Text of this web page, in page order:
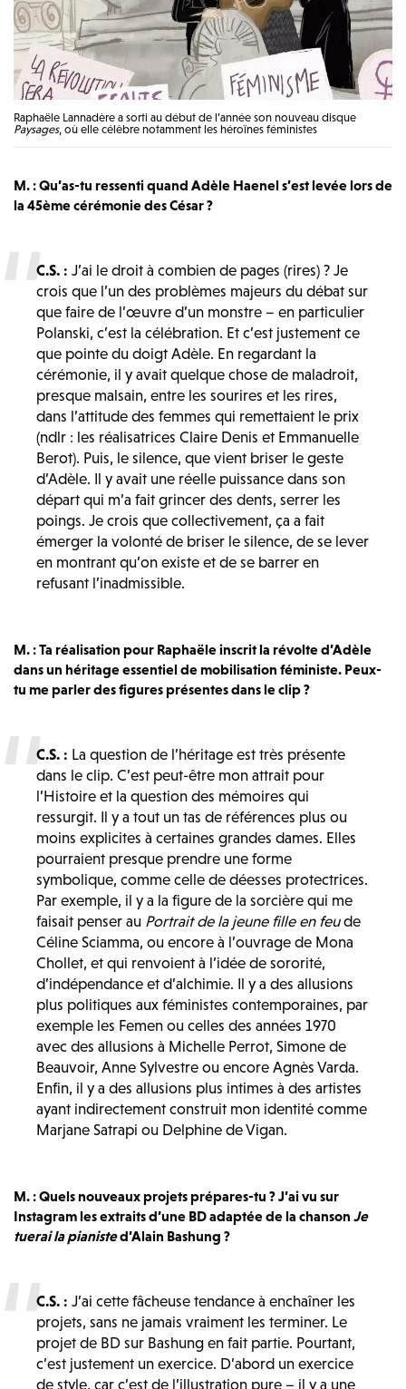
Raphaële Lannadère a sorti au début de l’année son nouveau disque
Paysages, où elle célèbre notamment les héroïnes féministes
M. : Qu’as-tu ressenti quand Adèle Haenel s’est levée lors de
la 45ème cérémonie des César ?
C.S. : J’ai le droit à combien de pages (rires) ? Je
crois que l’un des problèmes majeurs du débat sur
que faire de l’œuvre d’un monstre – en particulier
Polanski, c’est la célébration. Et c’est justement ce
que pointe du doigt Adèle. En regardant la
cérémonie, il y avait quelque chose de maladroit,
presque malsain, entre les sourires et les rires,
dans l’attitude des femmes qui remettaient le prix
(ndlr : les réalisatrices Claire Denis et Emmanuelle
Berot). Puis, le silence, que vient briser le geste
d’Adèle. Il y avait une réelle puissance dans son
départ qui m’a fait grincer des dents, serrer les
poings. Je crois que collectivement, ça a fait
émerger la volonté de briser le silence, de se lever
en montrant qu’on existe et de se barrer en
refusant l’inadmissible.
M. : Ta réalisation pour Raphaële inscrit la révolte d’Adèle
dans un héritage essentiel de mobilisation féministe. Peux-
tu me parler des figures présentes dans le clip ?
C.S. : La question de l’héritage est très présente
dans le clip. C’est peut-être mon attrait pour
l’Histoire et la question des mémoires qui
ressurgit. Il y a tout un tas de références plus ou
moins explicites à certaines grandes dames. Elles
pourraient presque prendre une forme
symbolique, comme celle de déesses protectrices.
Par exemple, il y a la figure de la sorcière qui me
faisait penser au Portrait de la jeune fille en feude
Céline Sciamma, ou encore à l’ouvrage de Mona
Chollet, et qui renvoient à l’idée de sororité,
d’indépendance et d’alchimie. Il y a des allusions
plus politiques aux féministes contemporaines, par
exemple les Femen ou celles des années 1970
avec des allusions à Michelle Perrot, Simone de
Beauvoir, Anne Sylvestre ou encore Agnès Varda.
Enfin, il y a des allusions plus intimes à des artistes
ayant indirectement construit mon identité comme
Marjane Satrapi ou Delphine de Vigan.
M. : Quels nouveaux projets prépares-tu ? J’ai vu sur
Instagram les extraits d’une BD adaptée de la chanson Je
tuerai la pianisted’Alain Bashung ?
C.S. :J’ai cette fâcheuse tendance à enchaîner les
projets, sans ne jamais vraiment les terminer. Le
projet de BD sur Bashung en fait partie. Pourtant,
c’est justement un exercice. D’abord un exercice
de style, car c’est de l’illustration pure – il y a une